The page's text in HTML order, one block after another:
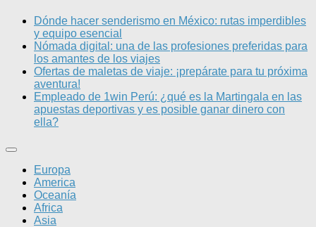
Dónde hacer senderismo en México: rutas imperdibles
y equipo esencial
Nómada digital: una de las profesiones preferidas para
los amantes de los viajes
Ofertas de maletas de viaje: ¡prepárate para tu próxima
aventura!
Empleado de 1win Perú: ¿qué es la Martingala en las
apuestas deportivas y es posible ganar dinero con
ella?
Europa
America
Oceanía
Africa
Asia